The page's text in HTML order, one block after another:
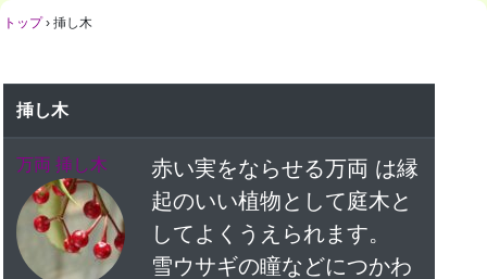
トップ › 挿し木
挿し木
万両 挿し木
赤い実をならせる万両 は縁
起のいい植物として庭木と
してよくうえられます。
雪ウサギの瞳などにつかわ